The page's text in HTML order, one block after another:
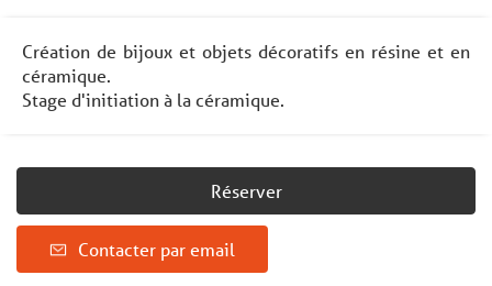
Création de bijoux et objets décoratifs en résine et en
céramique.
Stage d'initiation à la céramique.
Réserver
Contacter par email